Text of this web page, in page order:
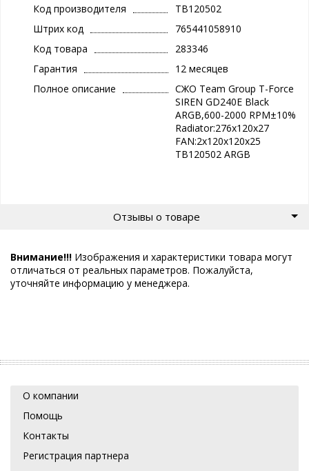
Код производителя
TB120502
Штрих код
765441058910
Код товара
283346
Гарантия
12 месяцев
Полное описание
СЖО Team Group T-Force
SIREN GD240E Black
ARGB,600-2000 RPM±10%
Radiator:276x120x27
FAN:2x120x120x25
TB120502 ARGB
Отзывы о товаре
Внимание!!! Изображения и характеристики товара могут
отличаться от реальных параметров. Пожалуйста,
уточняйте информацию у менеджера.
О компании
Помощь
Контакты
Регистрация партнера